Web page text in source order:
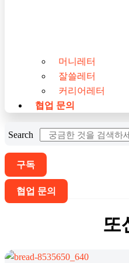
머니레터
잘쓸레터
커리어레터
협업 문의
Search
구독
협업 문의
또